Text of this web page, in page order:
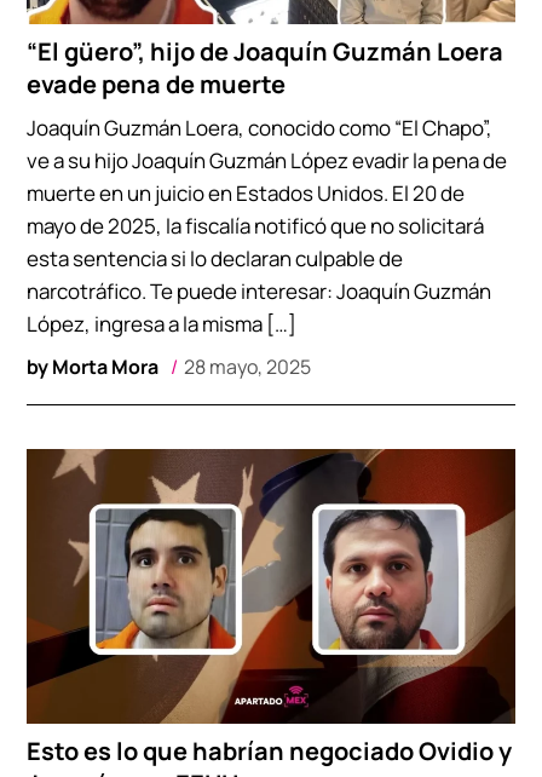
“El güero”, hijo de Joaquín Guzmán Loera
evade pena de muerte
byMorta Mora 28 mayo, 2025
Joaquín Guzmán Loera, conocido como “El Chapo”,
ve a su hijo Joaquín Guzmán López evadir la pena de
muerte en un juicio en Estados Unidos. El 20 de
mayo de 2025, la fiscalía notificó que no solicitará
esta sentencia si lo declaran culpable de
narcotráfico. Te puede interesar: Joaquín Guzmán
López, ingresa a la misma […]
Esto es lo que habrían negociado Ovidio y